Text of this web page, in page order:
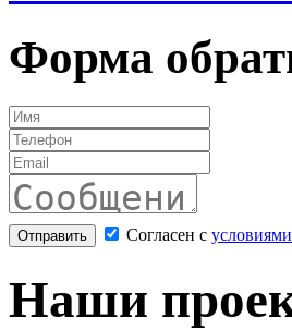
Форма
Согласен с условиями
Наши